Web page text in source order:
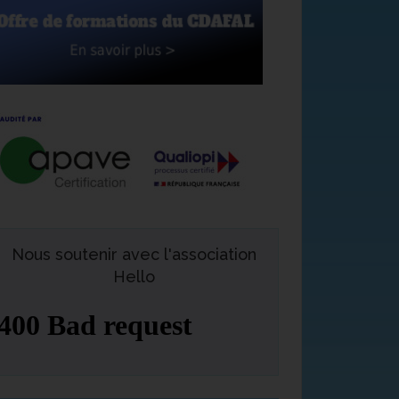
Nous soutenir avec l'association
Hello